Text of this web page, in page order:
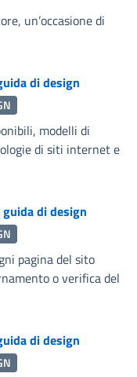
un’occasione di
di design
modelli di
di siti internet e
di design
pagina del sito
o verifica del
di design